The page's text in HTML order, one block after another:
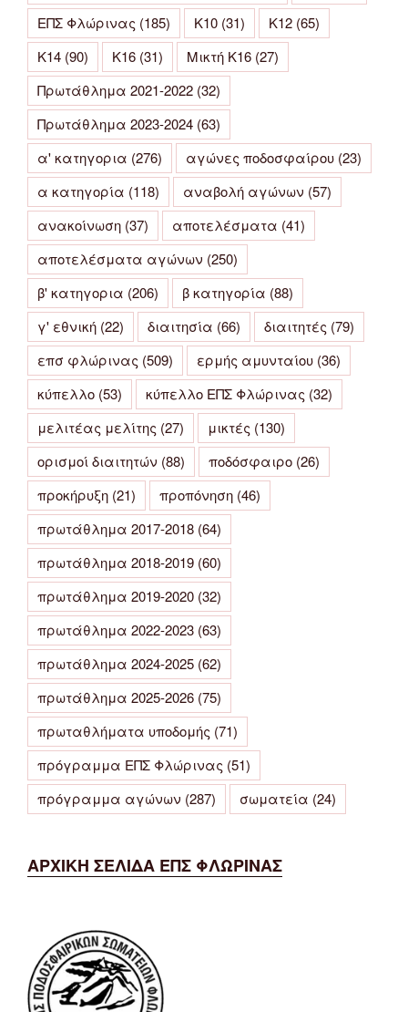
ΕΠΣ Φλώρινας (185) Κ10 (31) Κ12 (65)
Κ14 (90) Κ16 (31) Μικτή Κ16 (27)
Πρωτάθλημα 2021-2022 (32)
Πρωτάθλημα 2023-2024 (63)
α' κατηγορια (276) αγώνες ποδοσφαίρου (23)
α κατηγορία (118) αναβολή αγώνων (57)
ανακοίνωση (37) αποτελέσματα (41)
αποτελέσματα αγώνων (250)
β' κατηγορια (206) β κατηγορία (88)
γ' εθνική (22) διαιτησία (66) διαιτητές (79)
επσ φλώρινας (509) ερμής αμυνταίου (36)
κύπελλο (53) κύπελλο ΕΠΣ Φλώρινας (32)
μελιτέας μελίτης (27) μικτές (130)
ορισμοί διαιτητών (88) ποδόσφαιρο (26)
προκήρυξη (21) προπόνηση (46)
πρωτάθλημα 2017-2018 (64)
πρωτάθλημα 2018-2019 (60)
πρωτάθλημα 2019-2020 (32)
πρωτάθλημα 2022-2023 (63)
πρωτάθλημα 2024-2025 (62)
πρωτάθλημα 2025-2026 (75)
πρωταθλήματα υποδομής (71)
πρόγραμμα ΕΠΣ Φλώρινας (51)
πρόγραμμα αγώνων (287) σωματεία (24)
ΑΡΧΙΚΗ ΣΕΛΙΔΑ ΕΠΣ ΦΛΩΡΙΝΑΣ